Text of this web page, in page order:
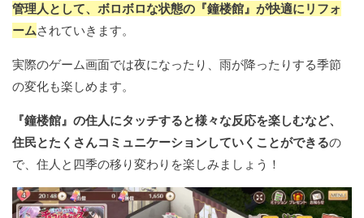
管理人として、ボロボロな状態の『鐘楼館』が快適にリフォ
ームされていきます。
実際のゲーム画面では夜になったり、雨が降ったりする季節
の変化も楽しめます。
『鐘楼館』の住人にタッチすると様々な反応を楽しむなど、
住民とたくさんコミュニケーションしていくことができるの
で、住人と四季の移り変わりを楽しみましょう！